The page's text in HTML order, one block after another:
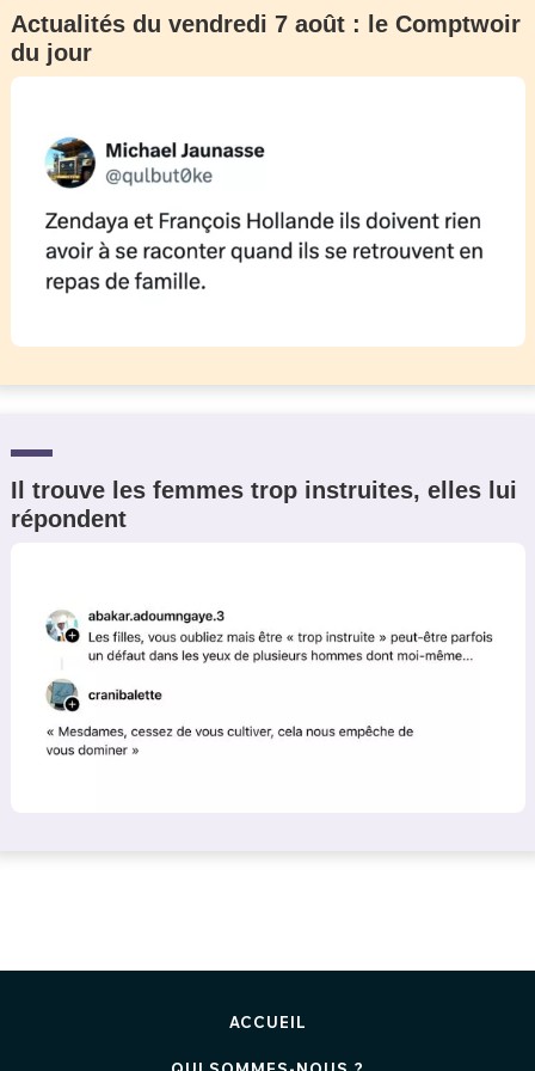
Actualités du vendredi 7 août : le Comptwoir
du jour
Il trouve les femmes trop instruites, elles lui
répondent
ACCUEIL